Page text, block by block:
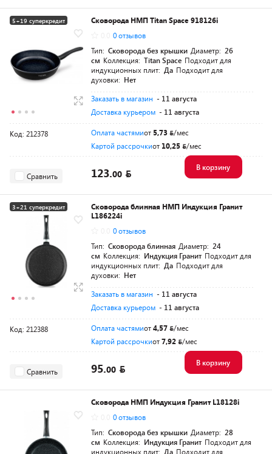
5+19 суперкредит
Сковорода НМП Titan Space 918126i
0 отзывов
Тип: Сковорода без крышки Диаметр: 26
см Коллекция: Titan Space Подходит для
индукционных плит: Да Подходит для
духовки: Нет
Заказать в магазин - 11 августа
Доставка курьером - 11 августа
Код: 212378 Оплата частямиот 5,73
/мес
Картой рассрочкиот 10,25 /мес
Сравнить 123.00
В корзину
3+21 суперкредит
Сковорода блинная НМП Индукция Гранит
L186224i
0 отзывов
Тип: Сковорода блинная Диаметр: 24
см Коллекция: Индукция Гранит Подходит для
индукционных плит: Да Подходит для
духовки: Нет
Заказать в магазин - 11 августа
Доставка курьером - 11 августа
Код: 212388 Оплата частямиот4,57
/мес
Картой рассрочкиот7,92 /мес
Сравнить 95.00
В корзину
Сковорода НМП Индукция Гранит L18128i
0 отзывов
Тип: Сковорода без крышки Диаметр: 28
см Коллекция: Индукция Гранит Подходит для
индукционных плит: Да Подходит для